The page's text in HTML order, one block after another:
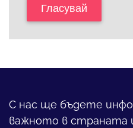
Гласувай
С нас ще бъдете
важното в страната